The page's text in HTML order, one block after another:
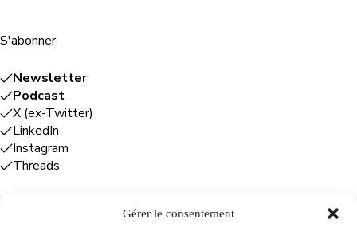
Gérer le consentement
S'abonner
Newsletter
Podcast
X (ex-Twitter)
LinkedIn
Instagram
Threads